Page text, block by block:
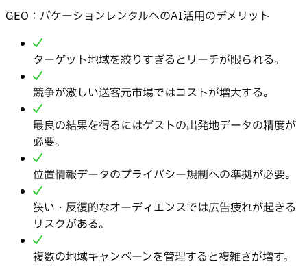
GEO：バケーションレンタルへのAI活用のデメリット
ターゲット地域を絞りすぎるとリーチが限られる。
競争が激しい送客元市場ではコストが増大する。
最良の結果を得るにはゲストの出発地データの精度が
必要。
位置情報データのプライバシー規制への準拠が必要。
狭い・反復的なオーディエンスでは広告疲れが起きる
リスクがある。
複数の地域キャンペーンを管理すると複雑さが増す。